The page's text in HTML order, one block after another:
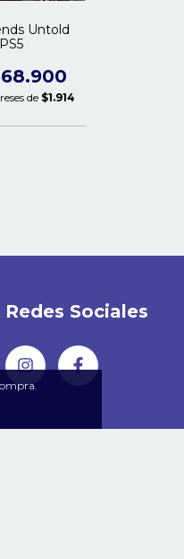
Untold
de $1.914
Redes Sociales